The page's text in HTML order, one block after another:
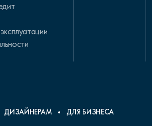
ДИЗАЙНЕРАМ ДЛЯ БИЗНЕСА